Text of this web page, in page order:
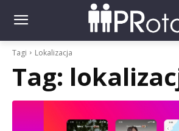
Tagi Lokalizacja
Tag: